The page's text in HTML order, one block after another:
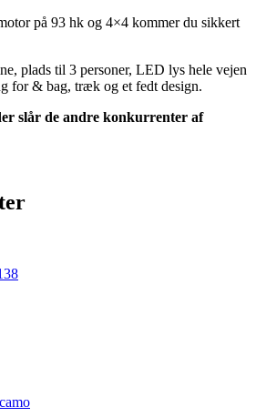
på 93 hk og 4×4 kommer du sikkert
plads til 3 personer, LED lys hele vejen
for & bag, træk og et fedt design.
slår de andre konkurrenter af